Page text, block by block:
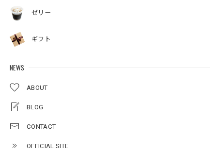
ゼリー
ギフト
NEWS
ABOUT
BLOG
CONTACT
OFFICIAL SITE